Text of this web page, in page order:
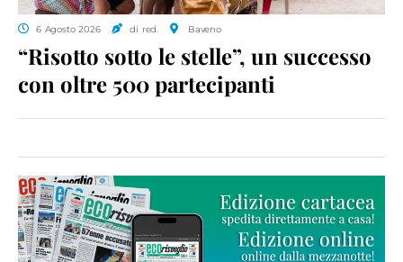
6 Agosto 2026 di red. Baveno
“Risotto sotto le stelle”, un successo
con oltre 500 partecipanti